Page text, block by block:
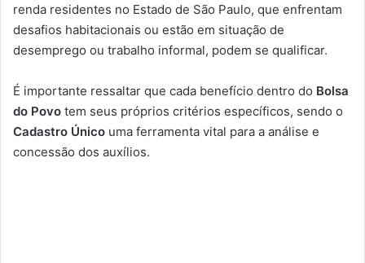
renda residentes no Estado de São Paulo, que enfrentam
desafios habitacionais ou estão em situação de
desemprego ou trabalho informal, podem se qualificar.
É importante ressaltar que cada benefício dentro do Bolsa
do Povo tem seus próprios critérios específicos, sendo o
Cadastro Único uma ferramenta vital para a análise e
concessão dos auxílios.